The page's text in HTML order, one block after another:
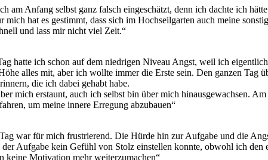
am Anfang selbst ganz falsch eingeschätzt, denn ich dachte ich
mich hat es gestimmt, dass sich im Hochseilgarten auch meine
und lass mir nicht viel Zeit.“
hatte ich schon auf dem niedrigen Niveau Angst, weil ich
alles mit, aber ich wollte immer die Erste sein. Den ganzen Tag
die ich dabei gehabt habe.
mich erstaunt, auch ich selbst bin über mich hinausgewachsen.
um meine innere Erregung abzubauen“
war für mich frustrierend. Die Hürde hin zur Aufgabe und die
Aufgabe kein Gefühl von Stolz einstellen konnte, obwohl ich den
keine Motivation mehr weiterzumachen“